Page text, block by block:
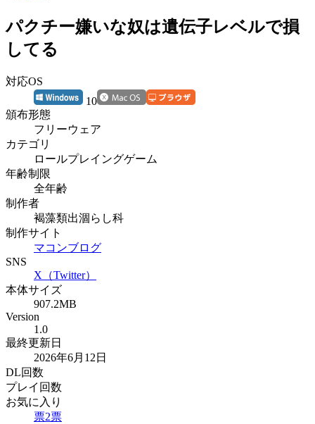
パクチー嫌いな奴は遺伝子レベルで損
してる
対応OS
10
頒布形態
フリーウェア
カテゴリ
ロールプレイングゲーム
年齢制限
全年齢
制作者
褐藻類出涸らし科
制作サイト
マコンブログ
SNS
X（Twitter）
本体サイズ
907.2MB
Version
1.0
最終更新日
2026年6月12日
DL回数
プレイ回数
お気に入り
票2票